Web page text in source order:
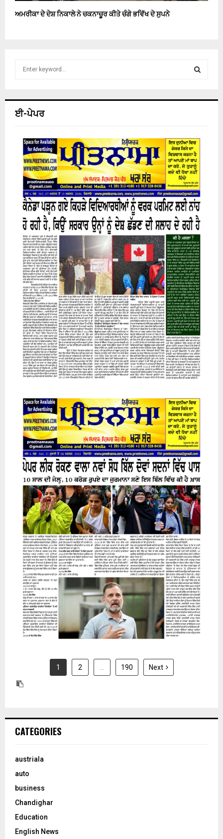
ਅਮਰੀਕਾ ਦੇ ਦੇਸ਼ ਨਿਕਾਲੇ ਨੇ ਚਕਨਾਚੂਰ ਕੀਤੇ ਚੰਗੇ ਭਵਿੱਖ ਦੇ ਸੁਪਨੇ
h
C
H
ਈ-ਪੇਪਰ
07 August 2026
31 July 2026
1 2 190 Next
CATEGORIES
austriala
auto
business
Chandighar
Education
English News